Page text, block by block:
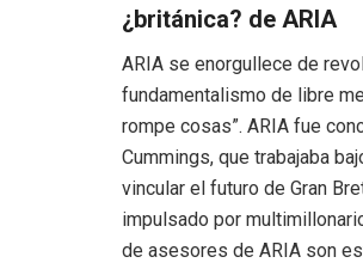
¿británica? de ARIA
ARIA se enorgullece de
fundamentalismo de libre
rompe cosas”. ARIA fue
Cummings, que trabajaba
vincular el futuro de Gran
impulsado por
de asesores de ARIA son